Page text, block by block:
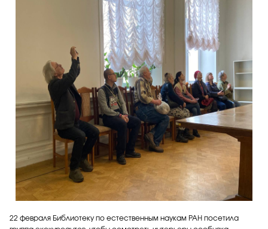
22 февраля Библиотеку по естественным наукам РАН посетила